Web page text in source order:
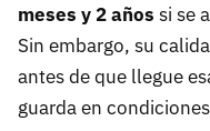
meses y 2 años si se
Sin embargo, su
antes de que llegue
guarda en